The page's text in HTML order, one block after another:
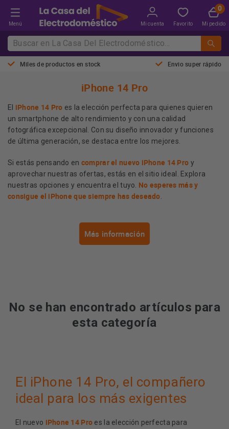
Menú Mi cuenta Favorito Mi pedido
Miles de productos en stock Envio super rápido
iPhone 14 Pro
El iPhone 14 Pro es la elección perfecta para quienes quieren
un smartphone de alto rendimiento y con una calidad
fotográfica excepcional. Con su diseño innovador y funciones
de última generación, se destaca entre los mejores.
Si estás pensando en comprar el nuevo iPhone 14 Pro y
aprovechar nuestras ofertas, estás en el sitio ideal. Explora
nuestras opciones y encuentra el tuyo. No esperes más y
consigue el iPhone que siempre has deseado
Más información
No se han encontrado artículos para
esta categoría
El iPhone 14 Pro, el compañero
ideal para los más exigentes
El nuevo iPhone 14 Pro es la elección perfecta para